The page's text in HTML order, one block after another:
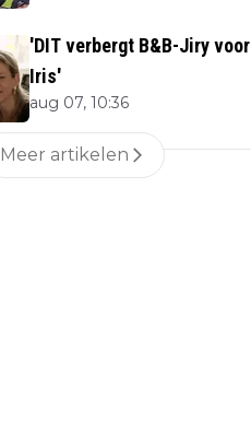
'DIT verbergt B&B-Jiry voor
Iris'
aug 07, 10:36
Meer artikelen